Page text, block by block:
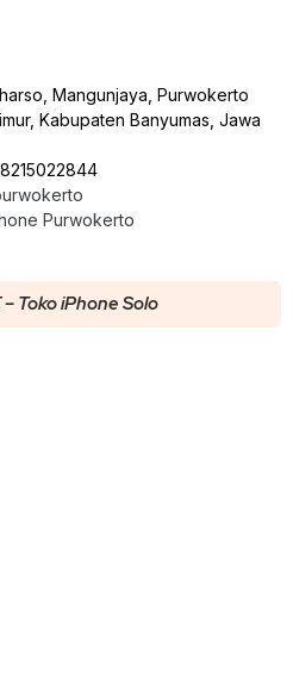
Mangunjaya, Purwokerto
Kabupaten Banyumas, Jawa
Purwokerto
Toko iPhone Solo